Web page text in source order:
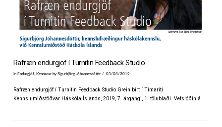
Rafræn endurgjöf í Turnitin Feedback Studio
In Endurgjöf, Kennararby Sigurbjörg Jóhannesdóttir 03/08/2019
Rafræn endurgjöf í Turnitin Feedback Studio Grein birt í Tímariti
Kennslumiðstöðvar Háskóla Íslands, 2019, 7. árgangi, 1. tölublaði. Vefslóðin á …